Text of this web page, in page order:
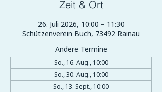
Zeit & Ort
26. Juli 2026, 10:00 – 11:30
Schützenverein Buch, 73492 Rainau
Andere Termine
So., 16. Aug., 10:00
So., 30. Aug., 10:00
So., 13. Sept., 10:00